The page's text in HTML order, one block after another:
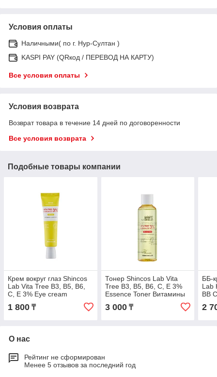
Условия оплаты
Наличными( по г. Нур-Султан )
KASPI PAY (QRкод / ПЕРЕВОД НА КАРТУ)
Все условия оплаты
Условия возврата
Возврат товара в течение 14 дней по договоренности
Все условия возврата
Подобные товары компании
Крем вокруг глаз Shincos
Lab Vita Tree B3, B5, B6,
C, E 3% Eye cream
Витамины 30 мл
1 800 ₸
Тонер Shincos Lab Vita
Tree B3, B5, B6, C, E 3%
Essence Toner Витамины
3 000₸
ББ-
Lab
BB
2
О нас
Рейтинг не сформирован
Менее 5 отзывов за последний год